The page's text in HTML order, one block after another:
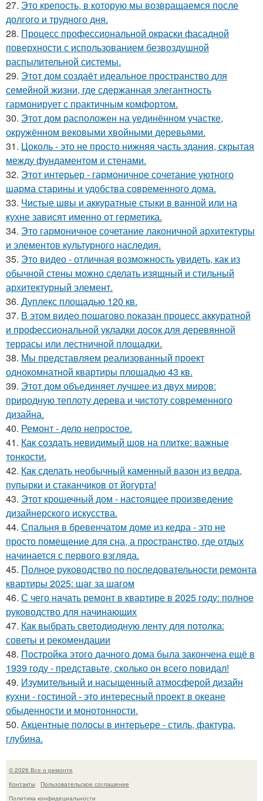
27. Это крепость, в которую мы возвращаемся после
долгого и трудного дня.
28. Процесс профессиональной окраски фасадной
поверхности с использованием безвоздушной
распылительной системы.
29. Этот дом создаёт идеальное пространство для
семейной жизни, где сдержанная элегантность
гармонирует с практичным комфортом.
30. Этот дом расположен на уединённом участке,
окружённом вековыми хвойными деревьями.
31. Цоколь - это не просто нижняя часть здания, скрытая
между фундаментом и стенами.
32. Этот интерьер - гармоничное сочетание уютного
шарма старины и удобства современного дома.
33. Чистые швы и аккуратные стыки в ванной или на
кухне зависят именно от герметика.
34. Это гармоничное сочетание лаконичной архитектуры
и элементов культурного наследия.
35. Это видео - отличная возможность увидеть, как из
обычной стены можно сделать изящный и стильный
архитектурный элемент.
36. Дуплекс площадью 120 кв.
37. В этом видео пошагово показан процесс аккуратной
и профессиональной укладки досок для деревянной
террасы или лестничной площадки.
38. Мы представляем реализованный проект
однокомнатной квартиры площадью 43 кв.
39. Этот дом объединяет лучшее из двух миров:
природную теплоту дерева и чистоту современного
дизайна.
40. Ремонт - дело непростое.
41. Как создать невидимый шов на плитке: важные
тонкости.
42. Как сделать необычный каменный вазон из ведра,
пупырки и стаканчиков от йогурта!
43. Этот крошечный дом - настоящее произведение
дизайнерского искусства.
44. Спальня в бревенчатом доме из кедра - это не
просто помещение для сна, а пространство, где отдых
начинается с первого взгляда.
45. Полное руководство по последовательности ремонта
квартиры 2025: шаг за шагом
46. С чего начать ремонт в квартире в 2025 году: полное
руководство для начинающих
47. Как выбрать светодиодную ленту для потолка:
советы и рекомендации
48. Постройка этого дачного дома была закончена ещё в
1939 году - представьте, сколько он всего повидал!
49. Изумительный и насыщенный атмосферой дизайн
кухни - гостиной - это интересный проект в океане
обыденности и монотонности.
50. Акцентные полосы в интерьере - стиль, фактура,
глубина.
© 2026 Все о ремонте
Контакты
Пользовательское соглашение
Политика конфидециальности